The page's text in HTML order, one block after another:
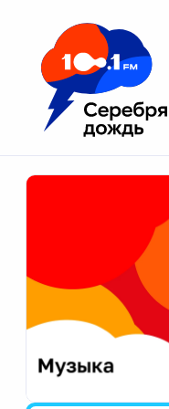
Москва 100.1 FM
Апатиты
Екатеринбург
Калининград
Калуга